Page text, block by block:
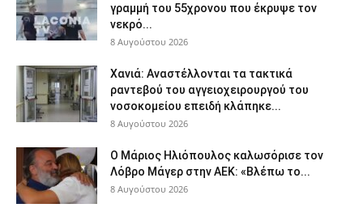
γραμμή του 55χρονου που έκρυψε τον
νεκρό...
8 Αυγούστου 2026
Χανιά: Aναστέλλονται τα τακτικά
ραντεβού του αγγειοχειρουργού του
νοσοκομείου επειδή κλάπηκε...
8 Αυγούστου 2026
Ο Μάριος Ηλιόπουλος καλωσόρισε τον
Λόβρο Μάγερ στην ΑΕΚ: «Βλέπω το...
8 Αυγούστου 2026